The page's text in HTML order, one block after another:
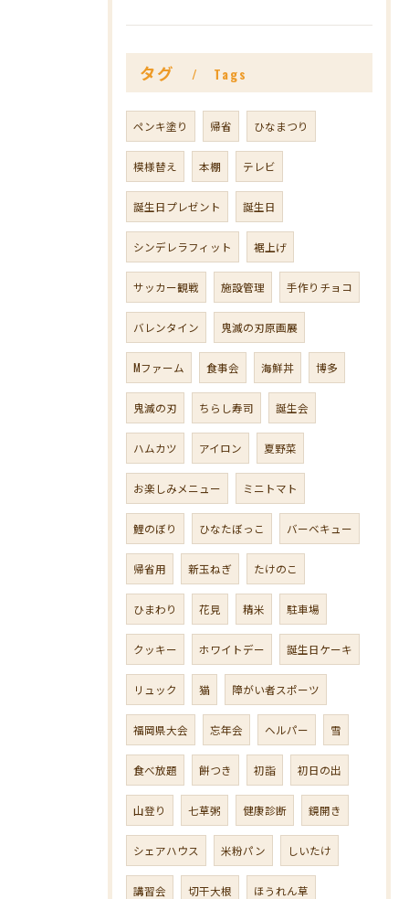
タグ Tags
ペンキ塗り 帰省 ひなまつり
模様替え 本棚 テレビ
誕生日プレゼント 誕生日
シンデレラフィット 裾上げ
サッカー観戦 施設管理 手作りチョコ
バレンタイン 鬼滅の刃原画展
Mファーム 食事会 海鮮丼 博多
鬼滅の刃 ちらし寿司 誕生会
ハムカツ アイロン 夏野菜
お楽しみメニュー ミニトマト
鯉のぼり ひなたぼっこ バーベキュー
帰省用 新玉ねぎ たけのこ
ひまわり 花見 精米 駐車場
クッキー ホワイトデー 誕生日ケーキ
リュック 猫 障がい者スポーツ
福岡県大会 忘年会 ヘルパー 雪
食べ放題 餅つき 初詣 初日の出
山登り 七草粥 健康診断 鏡開き
シェアハウス 米粉パン しいたけ
講習会 切干大根 ほうれん草